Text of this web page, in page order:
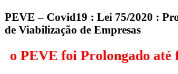
PEVE – Covid19 : Lei 75/2020 :
de Viabilização de Empresas
o PEVE foi Prolongado até